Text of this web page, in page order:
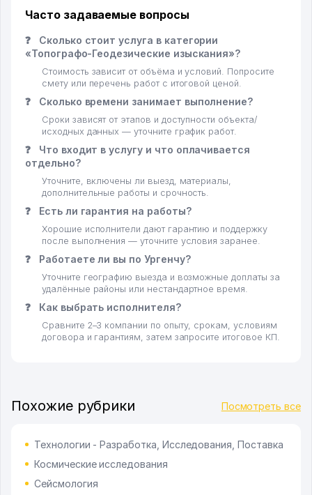
Часто задаваемые вопросы
❓
Сколько стоит услуга в категории
«Топографо-Геодезические изыскания»?
Стоимость зависит от объёма и условий. Попросите
смету или перечень работ с итоговой ценой.
❓ Сколько времени занимает выполнение?
Сроки зависят от этапов и доступности объекта/
исходных данных — уточните график работ.
❓
Что входит в услугу и что оплачивается
отдельно?
Уточните, включены ли выезд, материалы,
дополнительные работы и срочность.
❓ Есть ли гарантия на работы?
Хорошие исполнители дают гарантию и поддержку
после выполнения — уточните условия заранее.
❓ Работаете ли вы по Ургенчу?
Уточните географию выезда и возможные доплаты за
удалённые районы или нестандартное время.
❓ Как выбрать исполнителя?
Сравните 2–3 компании по опыту, срокам, условиям
договора и гарантиям, затем запросите итоговое КП.
Похожие рубрики Посмотреть все
Технологии - Разработка, Исследования, Поставка
Космические исследования
Сейсмология